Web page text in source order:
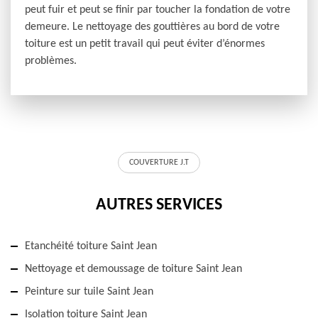
peut fuir et peut se finir par toucher la fondation de votre
demeure. Le nettoyage des gouttières au bord de votre
toiture est un petit travail qui peut éviter d’énormes
problèmes.
COUVERTURE J.T
AUTRES SERVICES
Etanchéité toiture Saint Jean
Nettoyage et demoussage de toiture Saint Jean
Peinture sur tuile Saint Jean
Isolation toiture Saint Jean